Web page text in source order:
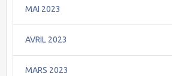
MAI 2023
AVRIL 2023
MARS 2023